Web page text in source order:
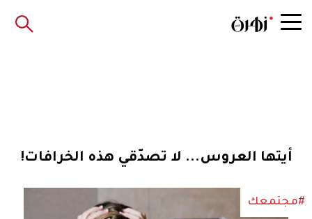
أيتها العروس... لا تصدّقي هذه الخرافات!
#مجتمعك